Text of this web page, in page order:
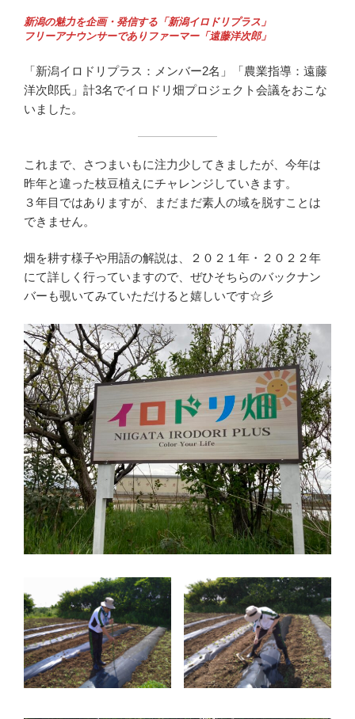
新潟の魅力を企画・発信する「新潟イロドリプラス」
フリーアナウンサーでありファーマー「遠藤洋次郎」
「新潟イロドリプラス：メンバー2名」「農業指導：遠藤
洋次郎氏」計3名でイロドリ畑プロジェクト会議をおこな
いました。
これまで、さつまいもに注力少してきましたが、今年は
昨年と違った枝豆植えにチャレンジしていきます。
３年目ではありますが、まだまだ素人の域を脱すことは
できません。
畑を耕す様子や用語の解説は、２０２１年・２０２２年
にて詳しく行っていますので、ぜひそちらのバックナン
バーも覗いてみていただけると嬉しいです☆彡